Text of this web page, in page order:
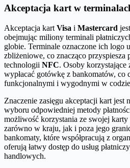
Akceptacja kart w
Akceptacja kart Visa i Mastercard
obejmując miliony terminali
globie. Terminale oznaczone ich logo
zbliżeniowe, co znacząco przyspiesza
technologii NFC. Osoby
wypłacać gotówkę z bankomatów, co
funkcjonalnymi i wygodnymi w
Znaczenie zasięgu akceptacji kart jest
wyboru odpowiedniej metody
możliwość korzystania ze swojej
zarówno w kraju, jak i poza jego
bankomaty, które współpracują z
oferują łatwy dostęp do usług
handlowych.